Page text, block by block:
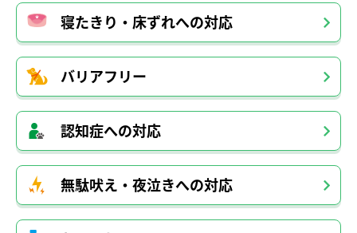
寝たきり・床ずれへの対応
バリアフリー
認知症への対応
無駄吠え・夜泣きへの対応